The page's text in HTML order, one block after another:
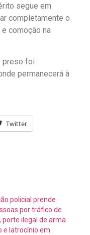
segue em
completamente o
comoção na
preso foi
permanecerá à
Twitter
policial prende
por tráfico de
porte ilegal de arma
e latrocínio em